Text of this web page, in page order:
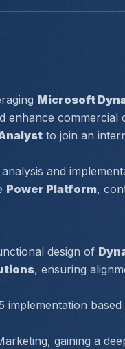
Microsoft
enhance commercial
Power Platform,
design of
, ensuring
gaining a